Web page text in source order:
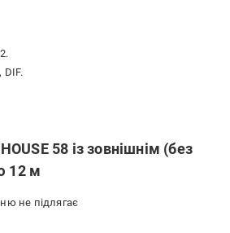
DIF.
58 із зовнішнім (без
12 м
не підлягає